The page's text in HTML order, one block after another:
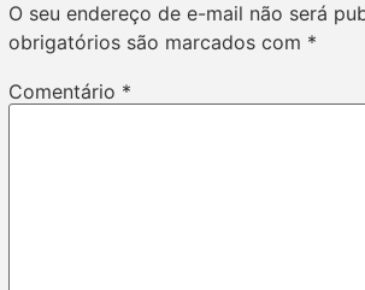
O seu endereço de e-mail não será
obrigatórios são marcados com *
Comentário *